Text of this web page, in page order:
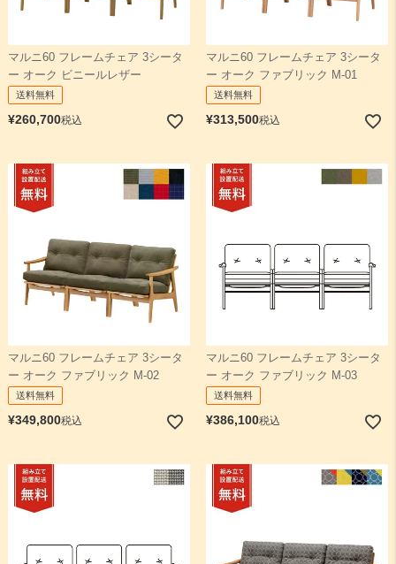
マルニ60 フレームチェア 3シータ
ー オーク ビニールレザー
送料無料
¥260,700税込
マルニ60 フレームチェア 3シータ
ー オーク ファブリック M-01
送料無料
¥313,500税込
マルニ60 フレームチェア 3シータ
ー オーク ファブリック M-02
送料無料
¥349,800税込
マルニ60 フレームチェア 3シータ
ー オーク ファブリック M-03
送料無料
¥386,100税込